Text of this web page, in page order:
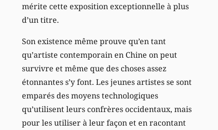
mérite cette exposition exceptionnelle à plus
d’un titre.
Son existence même prouve qu’en tant
qu’artiste contemporain en Chine on peut
survivre et même que des choses assez
étonnantes s’y font. Les jeunes artistes se sont
emparés des moyens technologiques
qu’utilisent leurs confrères occidentaux, mais
pour les utiliser à leur façon et en racontant